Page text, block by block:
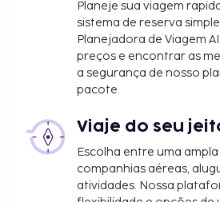
Planeje sua viagem
sistema de reserva
Planejadora de Viagem
preços e encontrar as
a segurança de nosso
pacote.
Viaje do seu
Escolha entre uma
companhias aéreas,
atividades. Nossa